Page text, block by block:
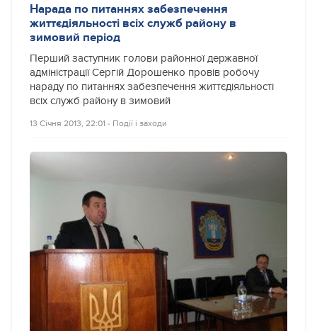
Нарада по питаннях забезпечення
життєдіяльності всіх служб району в
зимовий період
Перший заступник голови районної державної
адміністрації Сергій Дорошенко провів робочу
нараду по питаннях забезпечення життєдіяльності
всіх служб району в зимовий
13 Січня 2013, 22:01 ‐ Події і заходи